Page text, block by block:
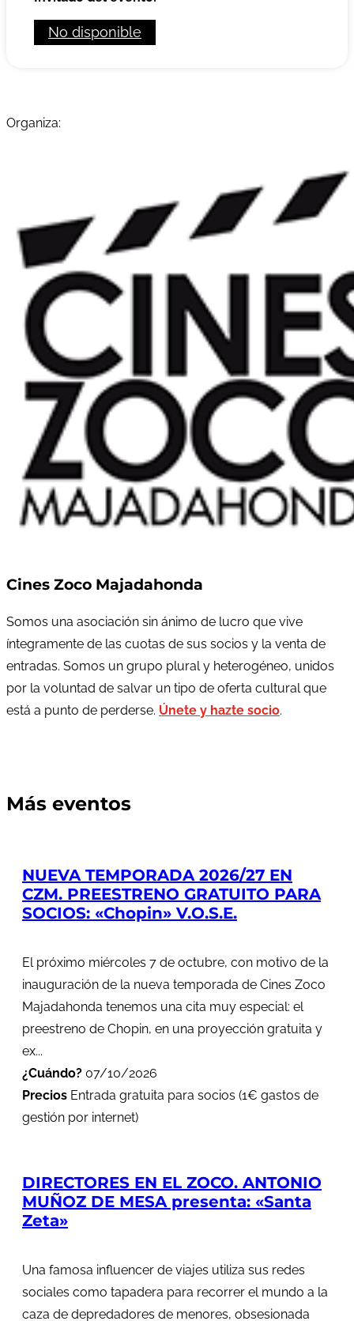
No disponible
Organiza:
Cines Zoco Majadahonda
Somos una asociación sin ánimo de lucro que vive
íntegramente de las cuotas de sus socios y la venta de
entradas. Somos un grupo plural y heterogéneo, unidos
por la voluntad de salvar un tipo de oferta cultural que
está a punto de perderse. Únete y hazte socio.
Más eventos
NUEVA TEMPORADA 2026/27 EN
CZM. PREESTRENO GRATUITO PARA
SOCIOS: «Chopin» V.O.S.E.
El próximo miércoles 7 de octubre, con motivo de la
inauguración de la nueva temporada de Cines Zoco
Majadahonda tenemos una cita muy especial: el
preestreno de Chopin, en una proyección gratuita y
ex...
¿Cuándo? 07/10/2026
Precios Entrada gratuita para socios (1€ gastos de
gestión por internet)
DIRECTORES EN EL ZOCO. ANTONIO
MUÑOZ DE MESA presenta: «Santa
Zeta»
Una famosa influencer de viajes utiliza sus redes
sociales como tapadera para recorrer el mundo a la
caza de depredadores de menores, obsesionada